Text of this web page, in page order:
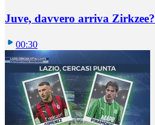
Juve, davvero arriva Zirkzee?
00:30